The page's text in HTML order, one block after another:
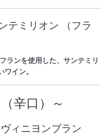
テミリオン （フラ
ランを使用した、サンテミリ
イン。
辛口）～
ィニヨンブラン